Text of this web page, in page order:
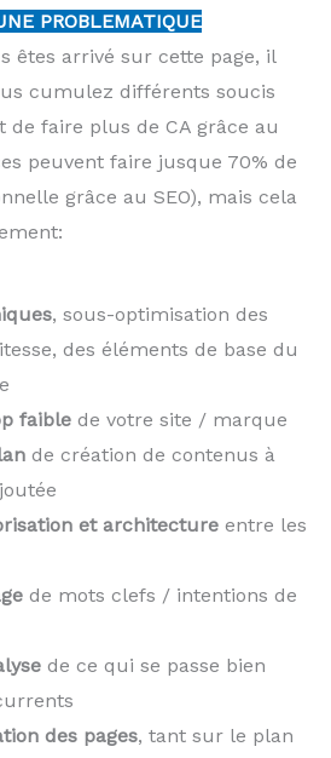
PROBLEMATIQUE
êtes arrivé sur cette page, il
cumulez différents soucis
de faire plus de CA grâce au
peuvent faire jusque 70% de
grâce au SEO), mais cela
, sous-optimisation des
des éléments de base du
faible de votre site / marque
de création de contenus à
et architecture entre les
de mots clefs / intentions de
de ce qui se passe bien
des pages, tant sur le plan